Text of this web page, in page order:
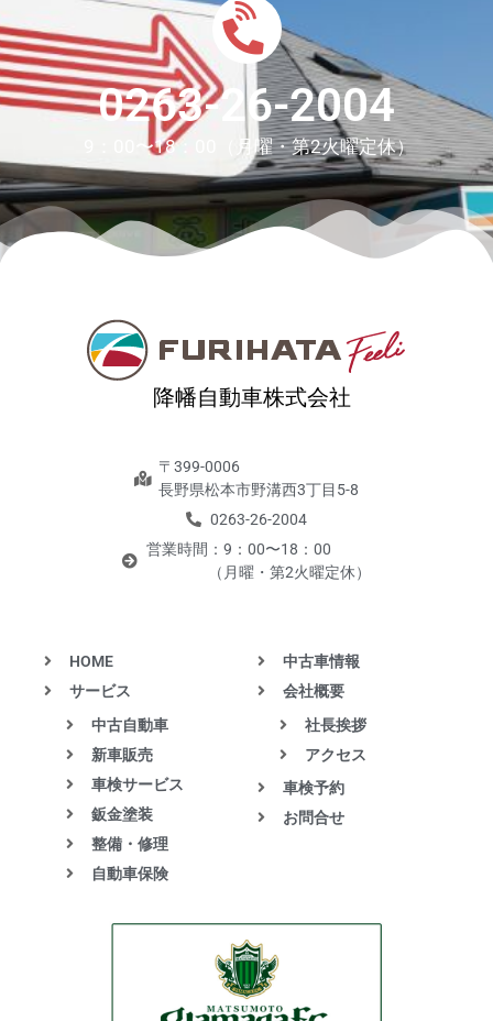
0263-26-2004
9：00〜18：00（月曜・第2火曜定休）
降幡自動車株式会社
〒399-0006
長野県松本市野溝西3丁目5-8
0263-26-2004
営業時間：9：00〜18：00
（月曜・第2火曜定休）
HOME
サービス
中古自動車
新車販売
車検サービス
鈑金塗装
整備・修理
自動車保険
中古車情報
会社概要
社長挨拶
アクセス
車検予約
お問合せ